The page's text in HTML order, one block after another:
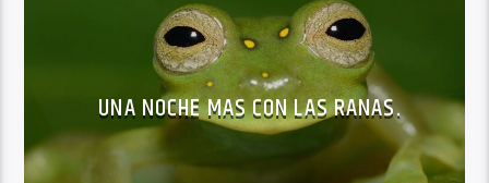
UNA NOCHE MAS CON LAS RANAS.